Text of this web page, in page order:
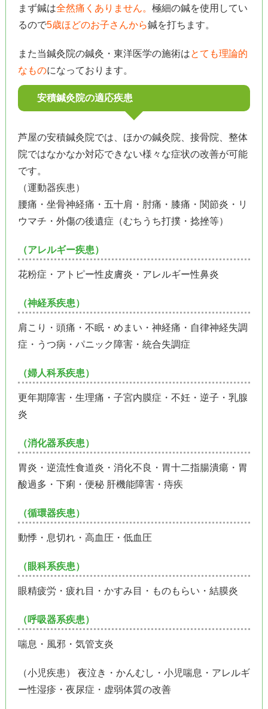
まず鍼は全然痛くありません。 極細の鍼を使用してい
るので5歳ほどのお子さんから鍼を打ちます。
また当鍼灸院の鍼灸・東洋医学の施術はとても理論的
なものになっております。
安積鍼灸院の適応疾患
芦屋の安積鍼灸院では、ほかの鍼灸院、接骨院、整体
院ではなかなか対応できない様々な症状の改善が可能
です。
（運動器疾患）
腰痛・坐骨神経痛・五十肩・肘痛・膝痛・関節炎・リ
ウマチ・外傷の後遺症（むちうち打撲・捻挫等）
（アレルギー疾患）
花粉症・アトピー性皮膚炎・アレルギー性鼻炎
（神経系疾患）
肩こり・頭痛・不眠・めまい・神経痛・自律神経失調
症・うつ病・パニック障害・統合失調症
（婦人科系疾患）
更年期障害・生理痛・子宮内膜症・不妊・逆子・乳腺
炎
（消化器系疾患）
胃炎・逆流性食道炎・消化不良・胃十二指腸潰瘍・胃
酸過多・下痢・便秘 肝機能障害・痔疾
（循環器疾患）
動悸・息切れ・高血圧・低血圧
（眼科系疾患）
眼精疲労・疲れ目・かすみ目・ものもらい・結膜炎
（呼吸器系疾患）
喘息・風邪・気管支炎
（小児疾患） 夜泣き・かんむし・小児喘息・アレルギ
ー性湿疹・夜尿症・虚弱体質の改善